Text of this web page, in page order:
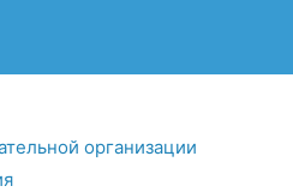
организации